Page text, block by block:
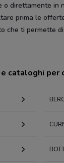
o direttamente in
prima le
che ti permette
cataloghi per